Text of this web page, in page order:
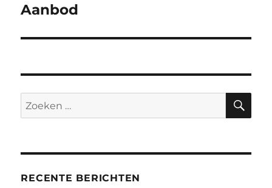
Volgend
Aanbod
Zoeken
naar:
RECENTE BERICHTEN